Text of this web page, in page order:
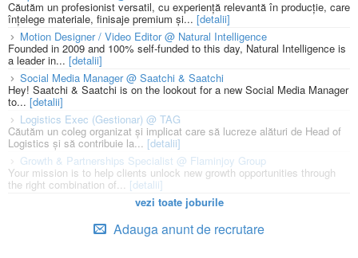
Căutăm un profesionist versatil, cu experiență relevantă în producție, care
înțelege materiale, finisaje premium și... [detalii]
Motion Designer / Video Editor @ Natural Intelligence
Founded in 2009 and 100% self-funded to this day, Natural Intelligence is
a leader in... [detalii]
Social Media Manager @ Saatchi & Saatchi
Hey! Saatchi & Saatchi is on the lookout for a new Social Media Manager
to... [detalii]
Logistics Exec (Gestionar) @ TAG
Căutăm un coleg organizat și implicat care să lucreze alături de Head of
Logistics și să contribuie la... [detalii]
Growth & Partnerships Specialist @ Flaminjoy Group
Your mission is to help clients unlock new growth opportunities through
the right combination of... [detalii]
vezi toate joburile
Adauga anunt de recrutare